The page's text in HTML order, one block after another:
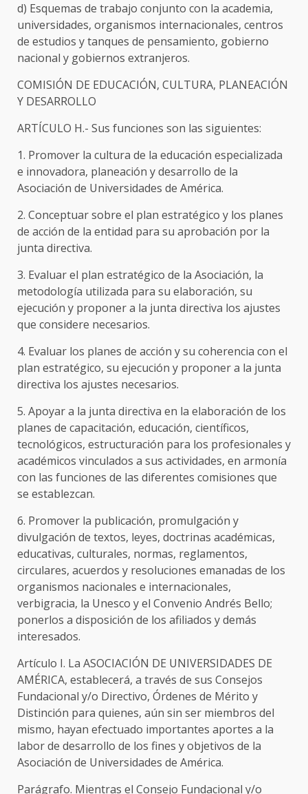
d) Esquemas de trabajo conjunto con la academia,
universidades, organismos internacionales, centros
de estudios y tanques de pensamiento, gobierno
nacional y gobiernos extranjeros.
COMISIÓN DE EDUCACIÓN, CULTURA, PLANEACIÓN
Y DESARROLLO
ARTÍCULO H.- Sus funciones son las siguientes:
1. Promover la cultura de la educación especializada
e innovadora, planeación y desarrollo de la
Asociación de Universidades de América.
2. Conceptuar sobre el plan estratégico y los planes
de acción de la entidad para su aprobación por la
junta directiva.
3. Evaluar el plan estratégico de la Asociación, la
metodología utilizada para su elaboración, su
ejecución y proponer a la junta directiva los ajustes
que considere necesarios.
4. Evaluar los planes de acción y su coherencia con el
plan estratégico, su ejecución y proponer a la junta
directiva los ajustes necesarios.
5. Apoyar a la junta directiva en la elaboración de los
planes de capacitación, educación, científicos,
tecnológicos, estructuración para los profesionales y
académicos vinculados a sus actividades, en armonía
con las funciones de las diferentes comisiones que
se establezcan.
6. Promover la publicación, promulgación y
divulgación de textos, leyes, doctrinas académicas,
educativas, culturales, normas, reglamentos,
circulares, acuerdos y resoluciones emanadas de los
organismos nacionales e internacionales,
verbigracia, la Unesco y el Convenio Andrés Bello;
ponerlos a disposición de los afiliados y demás
interesados.
Artículo I. La ASOCIACIÓN DE UNIVERSIDADES DE
AMÉRICA, establecerá, a través de sus Consejos
Fundacional y/o Directivo, Órdenes de Mérito y
Distinción para quienes, aún sin ser miembros del
mismo, hayan efectuado importantes aportes a la
labor de desarrollo de los fines y objetivos de la
Asociación de Universidades de América.
Parágrafo. Mientras el Consejo Fundacional y/o